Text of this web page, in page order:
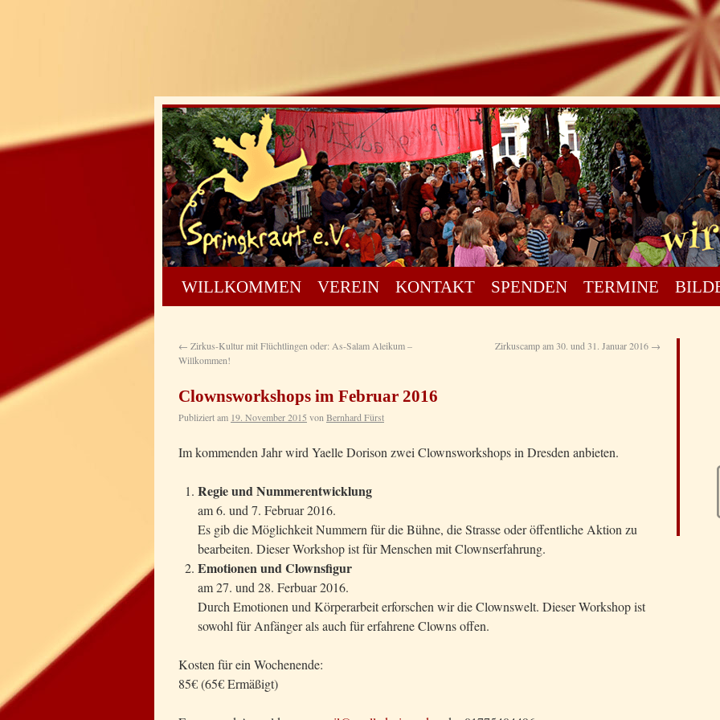
WILLKOMMEN VEREIN KONTAKT SPENDEN TERMINE
← Zirkus-Kultur mit Flüchtlingen oder: As-Salam Aleikum –
Willkommen!
Zirkuscamp am 30. und 31. Januar 2016 →
Clownsworkshops im Februar 2016
Publiziert am 19. November 2015 von Bernhard Fürst
Im kommenden Jahr wird Yaelle Dorison zwei Clownsworkshops in Dresden anbieten.
Regie und Nummerentwicklung
am 6. und 7. Februar 2016.
Es gib die Möglichkeit Nummern für die Bühne, die Strasse oder öffentliche Aktion zu
bearbeiten. Dieser Workshop ist für Menschen mit Clownserfahrung.
Emotionen und Clownsfigur
am 27. und 28. Ferbuar 2016.
Durch Emotionen und Körperarbeit erforschen wir die Clownswelt. Dieser Workshop ist
sowohl für Anfänger als auch für erfahrene Clowns offen.
Kosten für ein Wochenende:
85€ (65€ Ermäßigt)